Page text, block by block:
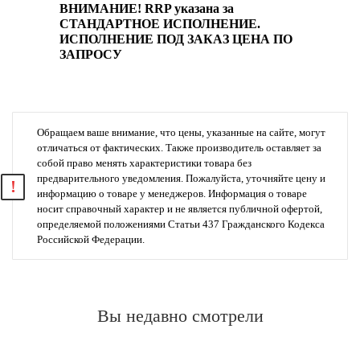
ВНИМАНИЕ! RRP указана за
СТАНДАРТНОЕ ИСПОЛНЕНИЕ.
ИСПОЛНЕНИЕ ПОД ЗАКАЗ ЦЕНА ПО
ЗАПРОСУ
Обращаем ваше внимание, что цены, указанные на сайте, могут
отличаться от фактических. Также производитель оставляет за
собой право менять характеристики товара без
предварительного уведомления. Пожалуйста, уточняйте цену и
информацию о товаре у менеджеров. Информация о товаре
носит справочный характер и не является публичной офертой,
определяемой положениями Статьи 437 Гражданского Кодекса
Российской Федерации.
Вы недавно смотрели